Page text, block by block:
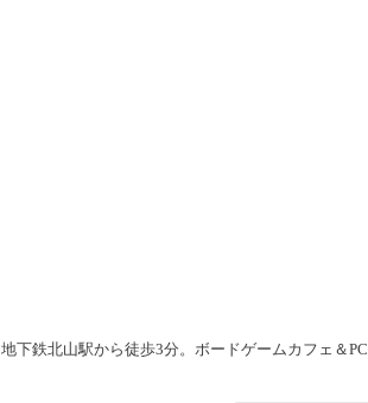
地下鉄北山駅から徒歩3分。ボードゲームカフェ＆